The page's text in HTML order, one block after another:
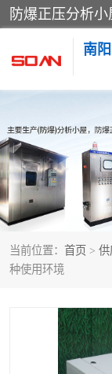
南
当前位置： 首页 > 供
种使用环境
防爆小屋
防爆空调
防爆控制箱
防爆操作柱